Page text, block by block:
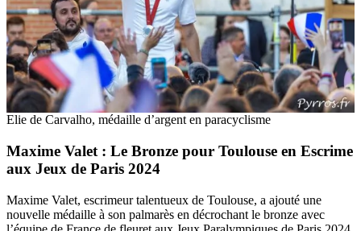
Elie de Carvalho, médaille d’argent en paracyclisme
Maxime Valet : Le Bronze pour Toulouse en Escrime
aux Jeux de Paris 2024
Maxime Valet, escrimeur talentueux de Toulouse, a ajouté une
nouvelle médaille à son palmarès en décrochant le bronze avec